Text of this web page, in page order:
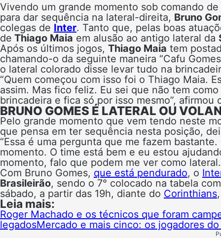
Vivendo um grande momento sob comando de
para dar sequência na lateral-direita, Bruno
colegas de Inter. Tanto que, pelas boas
de Thiago Maia em alusão ao antigo lateral da
Após os últimos jogos, Thiago Maia tem
chamando-o da seguinte maneira “Cafu
o lateral colorado disse levar tudo na
“Quem começou com isso foi o Thiago Maia.
assim. Mas fico feliz. Eu sei que não tem
brincadeira e fica só por isso mesmo”, afirmou
BRUNO GOMES É LATERAL OU
Pelo grande momento que vem tendo neste
que pensa em ter sequência nesta posição,
“Essa é uma pergunta que me fazem
momento. O time está bem e eu estou
momento, falo que podem me ver como
Com Bruno Gomes, que está pendurado, o
Brasileirão, sendo o 7° colocado na tabela
sábado, a partir das 19h, diante do Corinthians
Leia mais:
Roger Machado e os técnicos que foram
legadosMercado e mais cinco: os jogadores